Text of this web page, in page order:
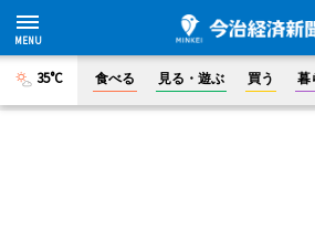
35°C 食べる 見る・遊ぶ 買う 暮